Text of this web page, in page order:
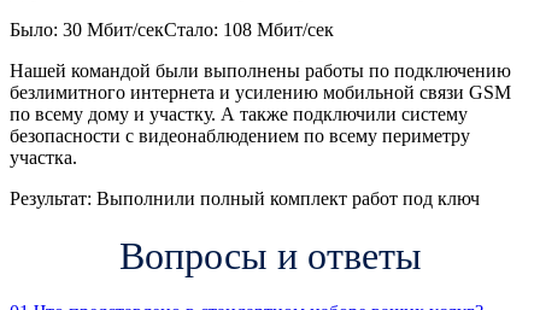
Было: 30 Мбит/секСтало: 108 Мбит/сек
Нашей командой были выполнены работы по подключению
безлимитного интернета и усилению мобильной связи GSM
по всему дому и участку. А также подключили систему
безопасности с видеонаблюдением по всему периметру
участка.
Результат: Выполнили полный комплект работ под ключ
Вопросы и ответы